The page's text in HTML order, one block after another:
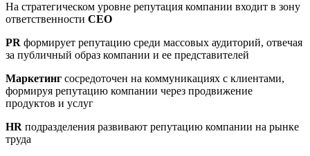
На стратегическом уровне репутация компании входит в зону
ответственности CEO
PR формирует репутацию среди массовых аудиторий, отвечая
за публичный образ компании и ее представителей
Маркетинг сосредоточен на коммуникациях с клиентами,
формируя репутацию компании через продвижение
продуктов и услуг
HR подразделения развивают репутацию компании на рынке
труда